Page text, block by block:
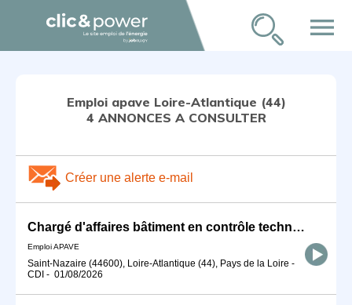
menu
Emploi apave Loire-Atlantique (44)
4 ANNONCES A CONSULTER
Créer une alerte e-mail
Chargé d'affaires bâtiment en contrôle technique de construction H/F
Emploi APAVE
Saint-Nazaire (44600), Loire-Atlantique (44), Pays de la Loire -
CDI - 01/08/2026